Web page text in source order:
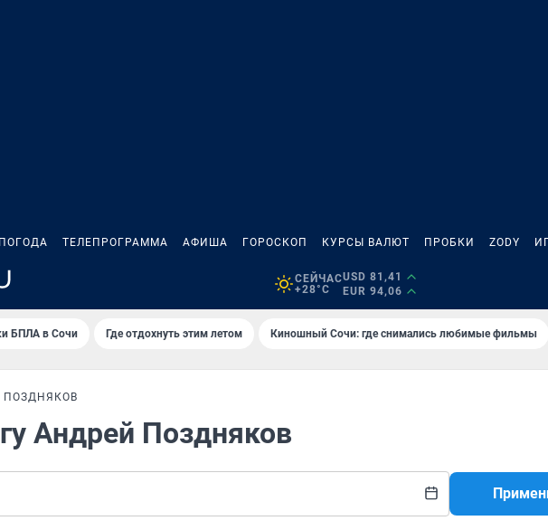
ПОГОДА ТЕЛЕПРОГРАММА АФИША ГОРОСКОП КУРСЫ ВАЛЮТ ПРОБКИ ZODY
СЕЙЧАС
+28°C
USD 81,41
EUR 94,06
БПЛА в Сочи Где отдохнуть этим летом Киношный Сочи: где снимались любимые фильмы
Андрей Поздняков